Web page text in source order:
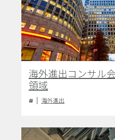
海外進出コンサル
領域
海外進出